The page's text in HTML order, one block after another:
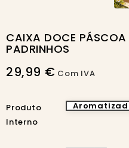
CAIXA DOCE PÁSCOA COELHINHO 7 I
PADRINHOS
29,99 € Com IVA
Produto
Interno